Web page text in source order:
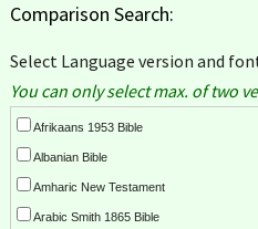
Comparison Search:
Select Language version and
You can only select max. of two
Afrikaans 1953 Bible
Albanian Bible
Amharic New Testament
Arabic Smith 1865 Bible